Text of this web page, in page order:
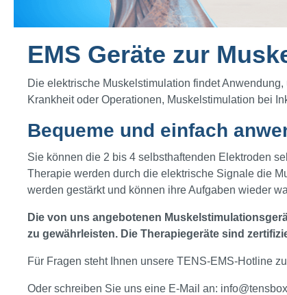
EMS Geräte zur
Die elektrische Muskelstimulation findet
Krankheit oder Operationen, Muskelstimulation bei
Bequeme und einfach
Sie können die 2 bis 4 selbsthaftenden Elektroden
Therapie werden durch die elektrische Signale die
werden gestärkt und können ihre Aufgaben wieder
Die von uns angebotenen
zu gewährleisten. Die Therapiegeräte sind
Für Fragen steht Ihnen unsere TENS-EMS-Hotline
Oder schreiben Sie uns eine E-Mail an: